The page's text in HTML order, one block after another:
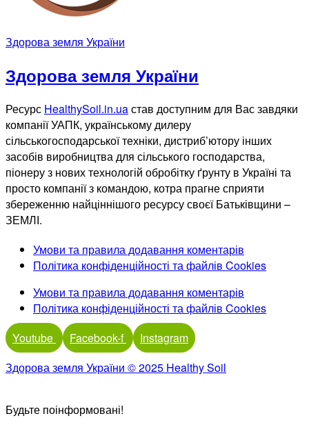
Здорова земля України
Здорова земля України
Ресурс HealthySoil.in.uaстав доступним для Вас завдяки
компанії УАПК, українському дилеру
сільськогосподарської техніки, дистриб’ютору інших
засобів виробництва для сільського господарства,
піонеру з нових технологій обробітку ґрунту в Україні та
просто компанії з командою, котра прагне сприяти
збереженню найціннішого ресурсу своєї Батьківщини –
ЗЕМЛІ.
Умови та правила додавання коментарів
Політика конфіденційності та файлів Cookies
Умови та правила додавання коментарів
Політика конфіденційності та файлів Cookies
Youtube
Facebook-f
Instagram
Здорова земля України © 2025 Healthy Soil
Будьте поінформовані!